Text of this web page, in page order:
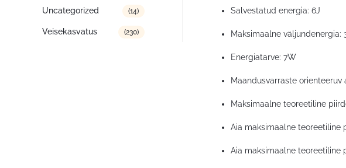
Uncategorized (14)
Veisekasvatus (230)
Salvestatud energia: 6J
Maksimaalne väljundenergia:
Energiatarve: 7W
Maandusvarraste orienteeruv
Maksimaalne teoreetiline
Aia maksimaalne teoreetiline
Aia maksimaalne teoreetiline